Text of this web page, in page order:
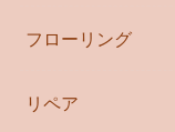
フローリング
リペア